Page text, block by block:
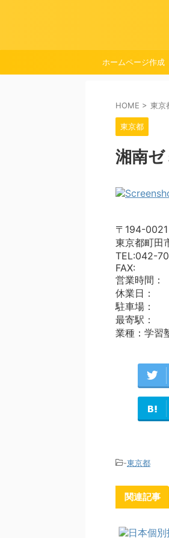
ホームページ作成
HOME > 東京
東京都
湘南ゼ
〒194-0021
東京都町田
TEL:042-
FAX:
営業時間：
休業日：
駐車場：
最寄駅：
業種：学習
-東京都
関連記事